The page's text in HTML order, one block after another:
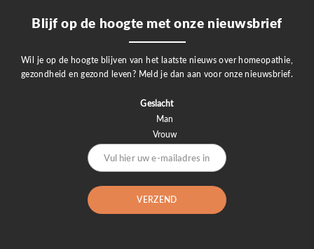
Blijf op de hoogte met onze nieuwsbrief
Wil je op de hoogte blijven van het laatste nieuws over homeopathie,
gezondheid en gezond leven? Meld je dan aan voor onze nieuwsbrief.
Geslacht
Man
Vrouw